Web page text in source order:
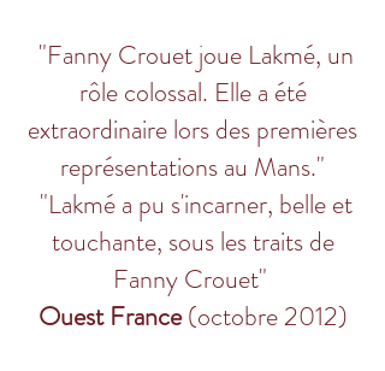
"Fanny Crouet joue Lakmé, un
rôle colossal. Elle a été
extraordinaire lors des premières
représentations au Mans."
"Lakmé a pu s'incarner, belle et
touchante, sous les traits de
Fanny Crouet"
Ouest France(octobre 2012)